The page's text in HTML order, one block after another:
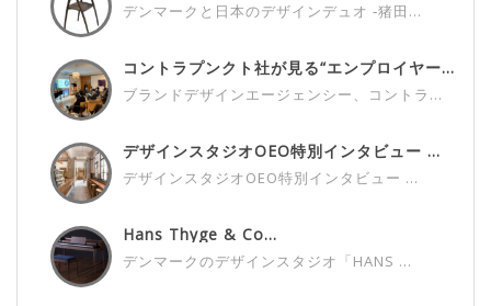
デンマークと日本のデザインデュオ ‐猪田...
コントラプンクト社が見る“エンプロイヤー...
ブランドデザインエージェンシー、コントラ...
デザインスタジオOEO特別インタビュー ...
デザインスタジオOEO特別インタビュー ...
Hans Thyge & Co...
デンマークのデザインスタジオ「HANS ...